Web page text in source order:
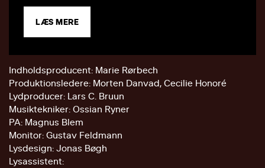
LÆS MERE
Indholdsproducent: Marie Rørbech
Produktionsledere: Morten Danvad, Cecilie Honoré
Lydproducer: Lars C. Bruun
Musiktekniker: Ossian Ryner
PA: Magnus Blem
Monitor: Gustav Feldmann
Lysdesign: Jonas Bøgh
Lysassistent: